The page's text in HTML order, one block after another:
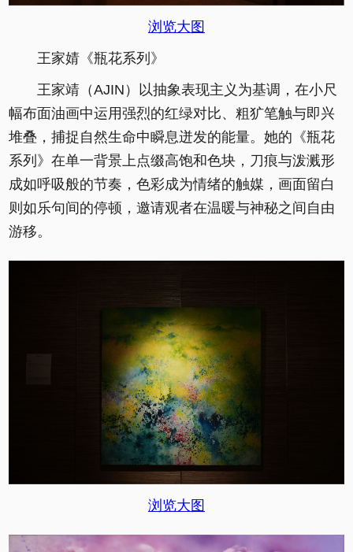
浏览大图
王家婧《瓶花系列》
王家靖（AJIN）以抽象表现主义为基调，在小尺
幅布面油画中运用强烈的红绿对比、粗犷笔触与即兴
堆叠，捕捉自然生命中瞬息迸发的能量。她的《瓶花
系列》在单一背景上点缀高饱和色块，刀痕与泼溅形
成如呼吸般的节奏，色彩成为情绪的触媒，画面留白
则如乐句间的停顿，邀请观者在温暖与神秘之间自由
游移。
浏览大图